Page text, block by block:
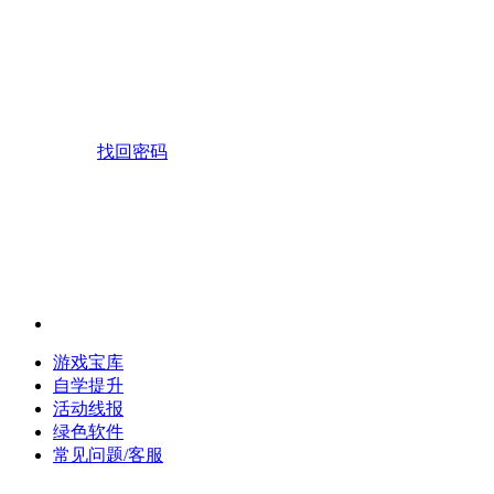
找回密码
游戏宝库
自学提升
活动线报
绿色软件
常见问题/客服